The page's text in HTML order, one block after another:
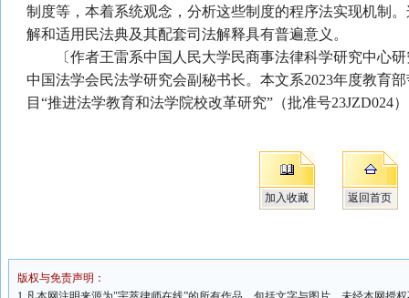
制度等，本着系统观念，分析这些制度的程序法实现机制
解和适用民法典及其配套司法解释具有普遍意义。
〔作者王雷系中国人民大学民商事法律科学研究中心
中国法学会民法学研究会副秘书长。本文系2023年度教育
目“推进法学教育和法学院校改革研究”（批准号23JZD024
加入收藏 返回首页
版权与免责声明：